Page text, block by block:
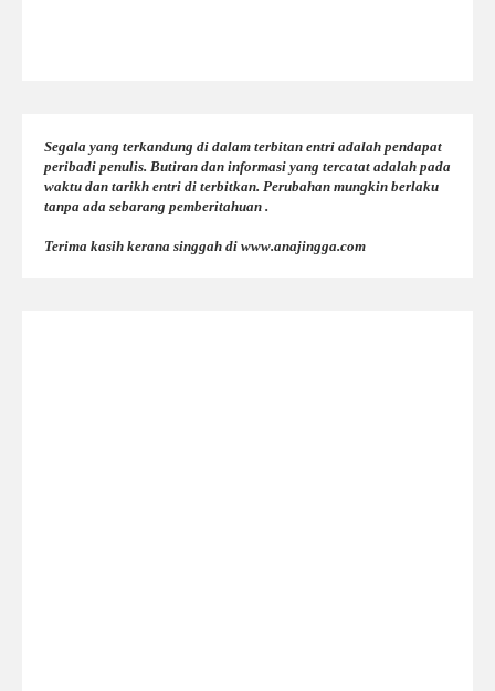
Segala yang terkandung di dalam terbitan entri adalah pendapat
peribadi penulis. Butiran dan informasi yang tercatat adalah pada
waktu dan tarikh entri di terbitkan. Perubahan mungkin berlaku
tanpa ada sebarang pemberitahuan .
Terima kasih kerana singgah di www.anajingga.com